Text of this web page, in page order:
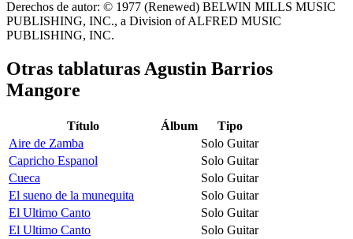
Derechos de autor: © 1977 (Renewed) BELWIN MILLS MUSIC
PUBLISHING, INC., a Division of ALFRED MUSIC
PUBLISHING, INC.
Otras tablaturas Agustin Barrios
Mangore
Título Álbum
Tipo
Aire de Zamba
Solo Guitar
Capricho Espanol
Solo Guitar
Cueca
Solo Guitar
El sueno de la munequita
Solo Guitar
El Ultimo Canto
Solo Guitar
El Ultimo Canto
Solo Guitar